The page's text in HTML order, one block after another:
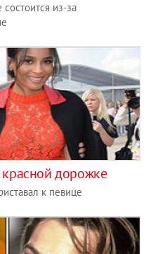
из-за
дорожке
к певице